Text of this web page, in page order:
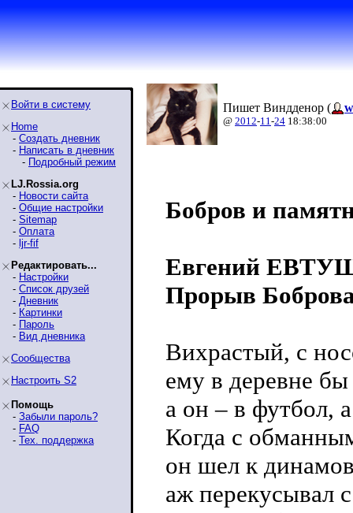
Войти в систему
Home
- Создать дневник
- Написать в дневник
- Подробный режим
LJ.Rossia.org
- Новости сайта
- Общие настройки
- Sitemap
- Оплата
- ljr-fif
Редактировать...
- Настройки
- Список друзей
- Дневник
- Картинки
- Пароль
- Вид дневника
Сообщества
Настроить S2
Помощь
- Забыли пароль?
- FAQ
- Тех. поддержка
Пишет Виндденор (
@ 2012-11-24 18:38:00
Бобров и
Евгений
Прорыв
Вихрастый, с
ему в деревне
а он – в футбол,
Когда с
он шел к
аж перекусывал